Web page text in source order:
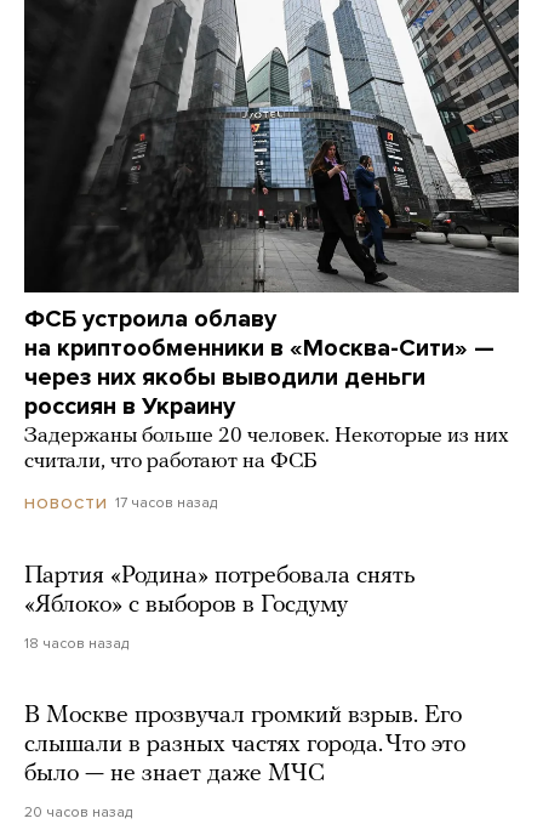
ФСБ устроила облаву
на криптообменники в «Москва-Сити» —
через них якобы выводили деньги
россиян в Украину
Задержаны больше 20 человек. Некоторые из них
считали, что работают на ФСБ
НОВОСТИ 17 часов назад
Партия «Родина» потребовала снять
«Яблоко» с выборов в Госдуму
18 часов назад
В Москве прозвучал громкий взрыв. Его
слышали в разных частях города. Что это
было — не знает даже МЧС
20 часов назад